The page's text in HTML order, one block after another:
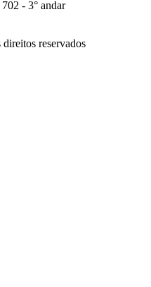
- 3° andar
reservados